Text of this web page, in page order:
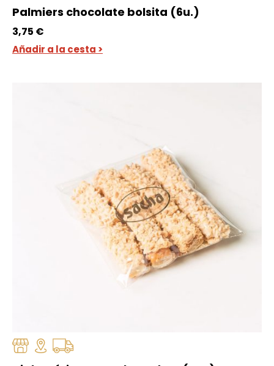
Palmiers chocolate bolsita (6u.)
3,75 €
Añadir a la cesta >